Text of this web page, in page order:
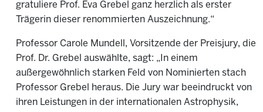
gratuliere Prof. Eva Grebel ganz herzlich als erster
Trägerin dieser renommierten Auszeichnung.“
Professor Carole Mundell, Vorsitzende der Preisjury, die
Prof. Dr. Grebel auswählte, sagt: „In einem
außergewöhnlich starken Feld von Nominierten stach
Professor Grebel heraus. Die Jury war beeindruckt von
ihren Leistungen in der internationalen Astrophysik,